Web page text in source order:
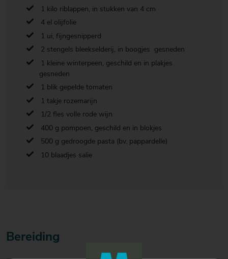
1 kilo riblappen, in stukken van 4 cm
4 el olijfolie
1 ui, fijngesnipperd
2 stengels bleekselderij, in boogjes gesneden
1 kleine winterpeen, geschild en in plakjes
gesneden
1 blik gepelde tomaten
1 takje rozemarijn
1/2 fles volle rode wijn
400 g pompoen, geschild en in blokjes
500 g gedroogde pasta (bv. pappardelle)
10 blaadjes salie
Bereiding